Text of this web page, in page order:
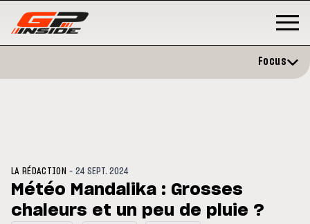
MOTO GP
Focus
LA RÉDACTION -24 SEPT. 2024
Météo Mandalika : Grosses
chaleurs et un peu de pluie ?